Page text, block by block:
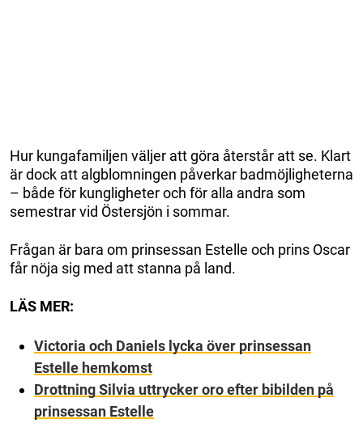
Hur kungafamiljen väljer att göra återstår att se. Klart
är dock att algblomningen påverkar badmöjligheterna
– både för kungligheter och för alla andra som
semestrar vid Östersjön i sommar.
Frågan är bara om prinsessan Estelle och prins Oscar
får nöja sig med att stanna på land.
LÄS MER:
Victoria och Daniels lycka över prinsessan
Estelle hemkomst
Drottning Silvia uttrycker oro efter bibilden på
prinsessan Estelle